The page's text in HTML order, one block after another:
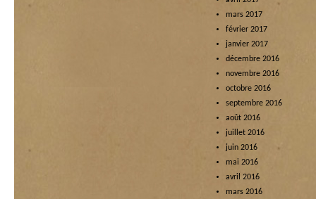
mars 2017
février 2017
janvier 2017
décembre 2016
novembre 2016
octobre 2016
septembre 2016
août 2016
juillet 2016
juin 2016
mai 2016
avril 2016
mars 2016